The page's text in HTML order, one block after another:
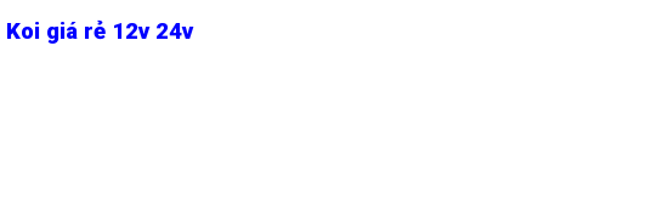
giá rẻ 12v 24v